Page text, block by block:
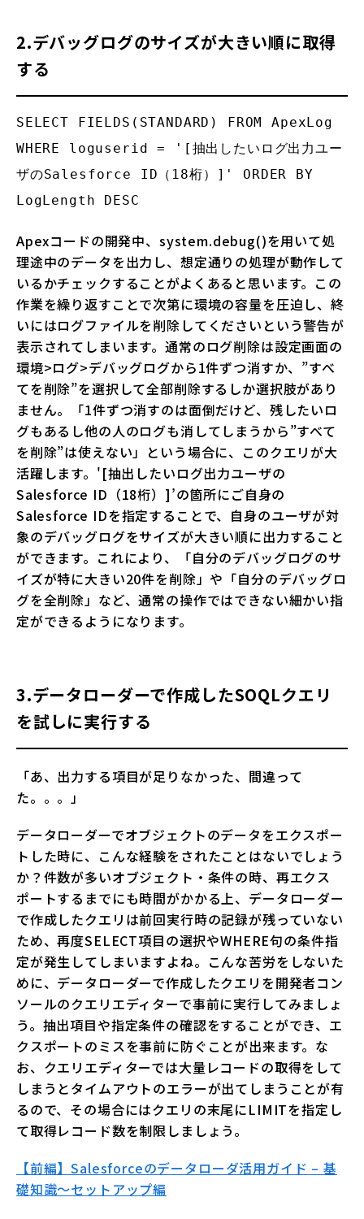
2.デバッグログのサイズが大きい順に取得
する
SELECT FIELDS(STANDARD) FROM ApexLog
WHERE loguserid = '[抽出したいログ出力ユー
ザのSalesforce ID（18桁）]' ORDER BY
LogLength DESC
Apexコードの開発中、system.debug()を用いて処
理途中のデータを出力し、想定通りの処理が動作して
いるかチェックすることがよくあると思います。この
作業を繰り返すことで次第に環境の容量を圧迫し、終
いにはログファイルを削除してくださいという警告が
表示されてしまいます。通常のログ削除は設定画面の
環境>ログ>デバッグログから1件ずつ消すか、”すべ
てを削除”を選択して全部削除するしか選択肢があり
ません。「1件ずつ消すのは面倒だけど、残したいロ
グもあるし他の人のログも消してしまうから”すべて
を削除”は使えない」という場合に、このクエリが大
活躍します。'[抽出したいログ出力ユーザの
Salesforce ID（18桁）]’の箇所にご自身の
Salesforce IDを指定することで、自身のユーザが対
象のデバッグログをサイズが大きい順に出力すること
ができます。これにより、「自分のデバッグログのサ
イズが特に大きい20件を削除」や「自分のデバッグロ
グを全削除」など、通常の操作ではできない細かい指
定ができるようになります。
3.データローダーで作成したSOQLクエリ
を試しに実行する
「あ、出力する項目が足りなかった、間違って
た。。。」
データローダーでオブジェクトのデータをエクスポー
トした時に、こんな経験をされたことはないでしょう
か？件数が多いオブジェクト・条件の時、再エクス
ポートするまでにも時間がかかる上、データローダー
で作成したクエリは前回実行時の記録が残っていない
ため、再度SELECT項目の選択やWHERE句の条件指
定が発生してしまいますよね。こんな苦労をしないた
めに、データローダーで作成したクエリを開発者コン
ソールのクエリエディターで事前に実行してみましょ
う。抽出項目や指定条件の確認をすることができ、エ
クスポートのミスを事前に防ぐことが出来ます。な
お、クエリエディターでは大量レコードの取得をして
しまうとタイムアウトのエラーが出てしまうことが有
るので、その場合にはクエリの末尾にLIMITを指定し
て取得レコード数を制限しましょう。
【前編】Salesforceのデータローダ活用ガイド – 基
礎知識〜セットアップ編